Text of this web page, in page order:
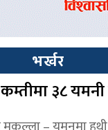
भर्खर
३८